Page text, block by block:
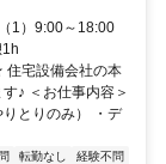
1）9:00～18:00
宅設備会社の本
♪ ＜お仕事内容＞
とりのみ） ・デ
転勤なし
経験不問